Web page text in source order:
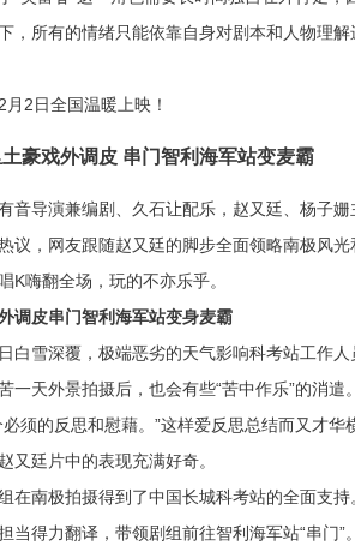
，所有的情绪只能依靠自身对剧本和人物理
2日全国温暖上映！
豪戏外调皮 串门智利海军站变麦霸
音导演兼编剧、久石让配乐，赵又廷、杨子
议，网友跟随赵又廷的脚步全面领略南极风
K嗨翻全场，玩的不亦乐乎。
调皮串门智利海军站变身麦霸
白雪深覆，极端恶劣的天气影响科考站工作
一天外景拍摄后，也会有些“苦中作乐”的消
须的反思和慰藉。”这样爱反思总结而又才
又廷片中的表现充满好奇。
在南极拍摄得到了中国长城科考站的全面支
当得力翻译，带领剧组前往智利海军站“串门